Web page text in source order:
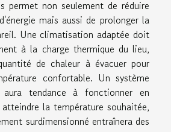
permet non seulement de réduire
mais aussi de prolonger la
Une climatisation adaptée doit
à la charge thermique du lieu,
de chaleur à évacuer pour
confortable. Un système
aura tendance à fonctionner en
la température souhaitée,
surdimensionné entraînera des